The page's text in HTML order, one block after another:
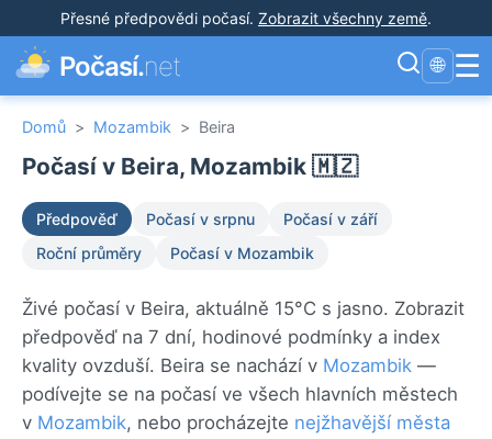
Přesné předpovědi počasí. Zobrazit všechny země.
Počasí.net 🌐 ☰
Domů > Mozambik > Beira
Počasí v Beira, Mozambik 🇲🇿
Předpověď Počasí v srpnu
Počasí v září
Roční průměry
Počasí v Mozambik
Živé počasí v Beira, aktuálně 15°C s jasno. Zobrazit
předpověď na 7 dní, hodinové podmínky a index
kvality ovzduší. Beira se nachází v Mozambik —
podívejte se na počasí ve všech hlavních městech
v Mozambik, nebo procházejte nejžhavější města